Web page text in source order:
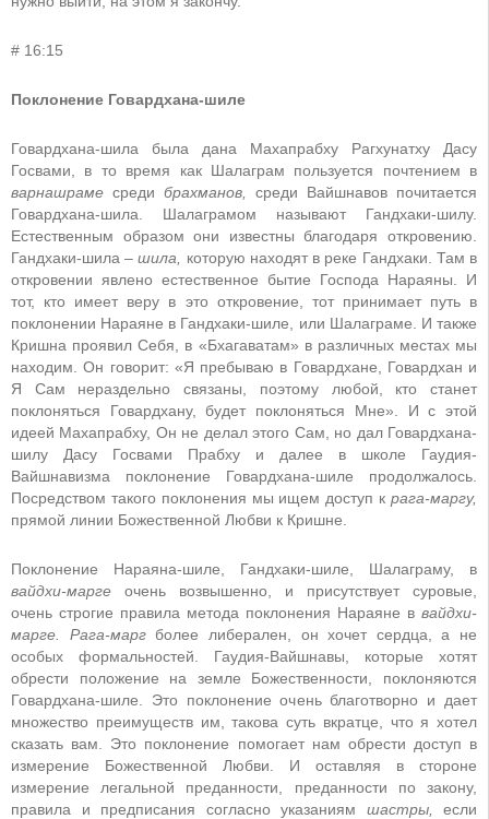
# 16:15
Поклонение Говардхана-шиле
Говардхана-шила была дана Махапрабху Рагхунатху Дасу
Госвами, в то время как Шалаграм пользуется почтением в
варнашраме среди брахманов, среди Вайшнавов почитается
Говардхана-шила. Шалаграмом называют Гандхаки-шилу.
Естественным образом они известны благодаря откровению.
Гандхаки-шила– шила, которую находят в реке Гандхаки. Там в
откровении явлено естественное бытие Господа Нараяны. И
тот, кто имеет веру в это откровение, тот принимает путь в
поклонении Нараяне в Гандхаки-шиле, или Шалаграме. И также
Кришна проявил Себя, в «Бхагаватам» в различных местах мы
находим. Он говорит: «Я пребываю в Говардхане, Говардхан и
Я Сам нераздельно связаны, поэтому любой, кто станет
поклоняться Говардхану, будет поклоняться Мне». И с этой
идеей Махапрабху, Он не делал этого Сам, но дал Говардхана-
шилу Дасу Госвами Прабху и далее в школе Гаудия-
Вайшнавизма поклонение Говардхана-шиле продолжалось.
Посредством такого поклонения мы ищем доступ к рага-маргу,
прямой линии Божественной Любви к Кришне.
Поклонение Нараяна-шиле, Гандхаки-шиле, Шалаграму, в
вайдхи-марге очень возвышенно, и присутствует суровые,
очень строгие правила метода поклонения Нараяне в вайдхи-
марге. Рага-марг более либерален, он хочет сердца, а не
особых формальностей. Гаудия-Вайшнавы, которые хотят
обрести положение на земле Божественности, поклоняются
Говардхана-шиле. Это поклонение очень благотворно и дает
множество преимуществ им, такова суть вкратце, что я хотел
сказать вам. Это поклонение помогает нам обрести доступ в
измерение Божественной Любви. И оставляя в стороне
измерение легальной преданности, преданности по закону,
правила и предписания согласно указаниям шастры, если